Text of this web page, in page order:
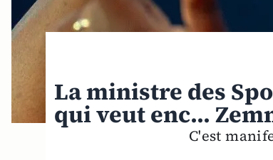
La ministre des
qui veut enc...
C'est